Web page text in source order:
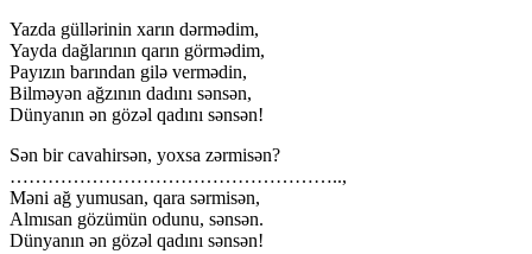
Yazda güllərinin xarın dərmədim,
Yayda dağlarının qarın görmədim,
Payızın barından gilə vermədin,
Bilməyən ağzının dadını sənsən,
Dünyanın ən gözəl qadını sənsən!
Sən bir cavahirsən, yoxsa zərmisən?
……………………………………………..,
Məni ağ yumusan, qara sərmisən,
Almısan gözümün odunu, sənsən.
Dünyanın ən gözəl qadını sənsən!